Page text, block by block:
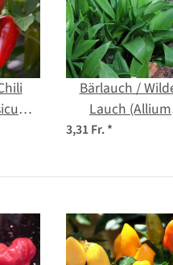
Bärlauch /
Lauch (Allium
ursinum) Bio
3,31 Fr.*